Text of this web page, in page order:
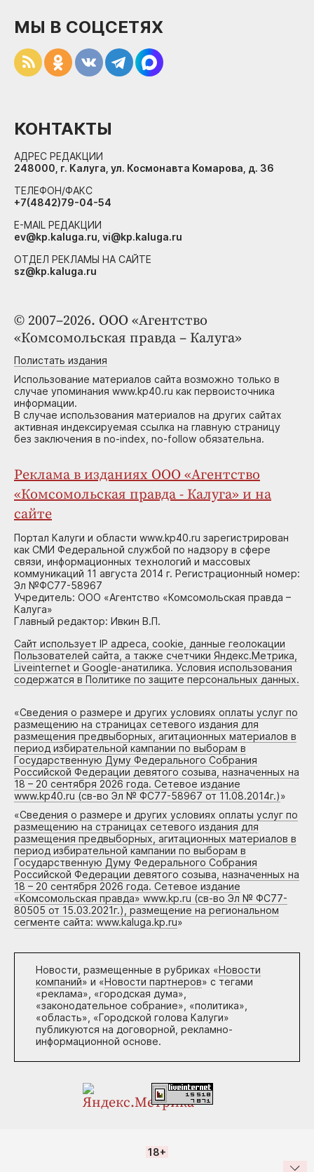
© 2007–2026. ООО «Агентство
«Комсомольская правда – Калуга»
Полистать издания
Использование материалов сайта возможно только в
случае упоминания www.kp40.ru как первоисточника
информации.
В случае использования материалов на других сайтах
активная индексируемая ссылка на главную страницу
без заключения в no-index, no-follow обязательна.
Реклама в изданиях ООО «Агентство
«Комсомольская правда - Калуга» и на
сайте
Портал Калуги и области www.kp40.ru зарегистрирован
как СМИ Федеральной службой по надзору в сфере
связи, информационных технологий и массовых
коммуникаций 11 августа 2014 г. Регистрационный номер:
Эл №ФС77-58967
Учредитель: ООО «Агентство «Комсомольская правда –
Калуга»
Главный редактор: Ивкин В.П.
Сайт использует IP адреса, cookie, данные геолокации
Пользователей сайта, а также счетчики Яндекс.Метрика,
Liveinternet и Google-анатилика. Условия использования
содержатся в Политике по защите персональных данных.
«Сведения о размере и других условиях оплаты услуг по
размещению на страницах сетевого издания для
размещения предвыборных, агитационных материалов в
период избирательной кампании по выборам в
Государственную Думу Федерального Собрания
Российской Федерации девятого созыва, назначенных на
18 – 20 сентября 2026 года. Сетевое издание
www.kp40.ru (св-во Эл № ФС77-58967 от 11.08.2014г.)»
«Сведения о размере и других условиях оплаты услуг по
размещению на страницах сетевого издания для
размещения предвыборных, агитационных материалов в
период избирательной кампании по выборам в
Государственную Думу Федерального Собрания
Российской Федерации девятого созыва, назначенных на
18 – 20 сентября 2026 года. Сетевое издание
«Комсомольская правда» www.kp.ru (св-во Эл № ФС77-
80505 от 15.03.2021г.), размещение на региональном
сегменте сайта: www.kaluga.kp.ru»
Новости, размещенные в рубриках «Новости
компаний» и «Новости партнеров» с тегами
«реклама», «городская дума»,
«законодательное собрание», «политика»,
«область», «Городской голова Калуги»
публикуются на договорной, рекламно-
информационной основе.
МЫ В СОЦСЕТЯХ
КОНТАКТЫ
АДРЕС РЕДАКЦИИ
248000, г. Калуга, ул. Космонавта Комарова, д. 36
ТЕЛЕФОН/ФАКС
+7(4842)79-04-54
E-MAIL РЕДАКЦИИ
ev@kp.kaluga.ru, vi@kp.kaluga.ru
ОТДЕЛ РЕКЛАМЫ НА САЙТЕ
sz@kp.kaluga.ru
18+